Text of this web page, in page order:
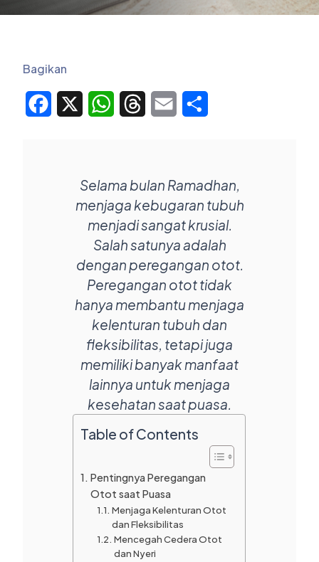
Bagikan
Facebook WhatsAppThreadsEmail
Selama bulan Ramadhan,
menjaga kebugaran tubuh
menjadi sangat krusial.
Salah satunya adalah
dengan peregangan otot.
Peregangan otot tidak
hanya membantu menjaga
kelenturan tubuh dan
fleksibilitas, tetapi juga
memiliki banyak manfaat
lainnya untuk menjaga
kesehatan saat puasa.
Table of Contents
Pentingnya Peregangan
Otot saat Puasa
Menjaga Kelenturan Otot
dan Fleksibilitas
Mencegah Cedera Otot
dan Nyeri